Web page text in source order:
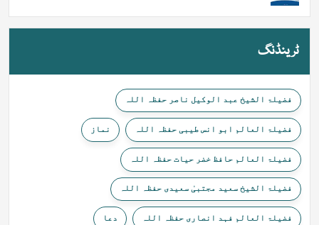
ٹرینڈنگ
فضیلۃ الشیخ عبد الوکیل ناصر حفظہ اللہ
فضیلۃ العالم ابو انس طیبی حفظہ اللہ نماز
فضیلۃ العالم حافظ خضر حیات حفظہ اللہ
فضیلۃ الشیخ سعید مجتبیٰ سعیدی حفظہ اللہ
فضیلۃ العالم فہد انصاری حفظہ اللہ دعا